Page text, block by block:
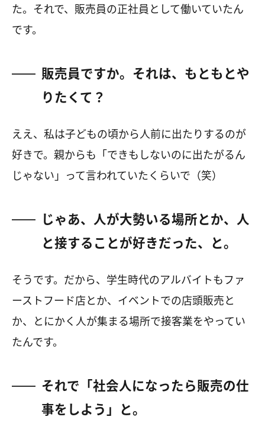
た。それで、販売員の正社員として働いていたん
です。
販売員ですか。それは、もともとや
りたくて？
ええ、私は子どもの頃から人前に出たりするのが
好きで。親からも「できもしないのに出たがるん
じゃない」って言われていたくらいで（笑）
じゃあ、人が大勢いる場所とか、人
と接することが好きだった、と。
そうです。だから、学生時代のアルバイトもファ
ーストフード店とか、イベントでの店頭販売と
か、とにかく人が集まる場所で接客業をやってい
たんです。
それで「社会人になったら販売の仕
事をしよう」と。